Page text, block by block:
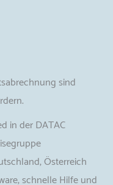
sind
in der DATAC
Österreich
schnelle Hilfe und